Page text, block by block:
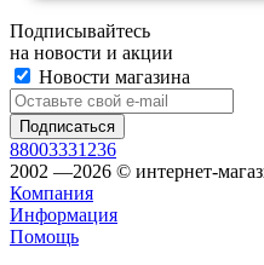
Подписывайтесь
на новости и акции
Новости магазина
88003331236
2002 —2026 © интернет-
Компания
Информация
Помощь